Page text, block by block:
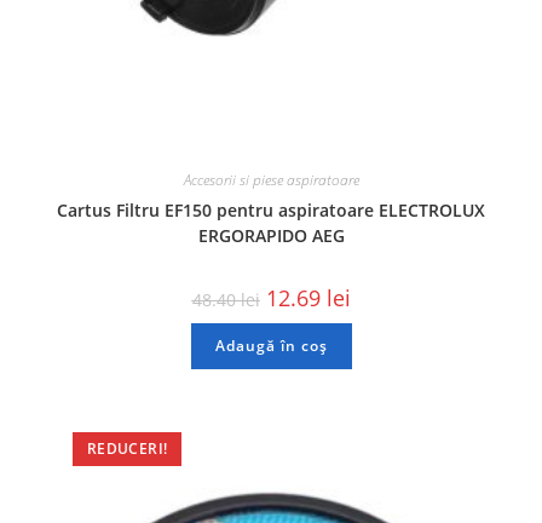
Accesorii si piese aspiratoare
Cartus Filtru EF150 pentru aspiratoare ELECTROLUX
ERGORAPIDO AEG
48.40lei 12.69 lei
Adaugă în coș
REDUCERI!